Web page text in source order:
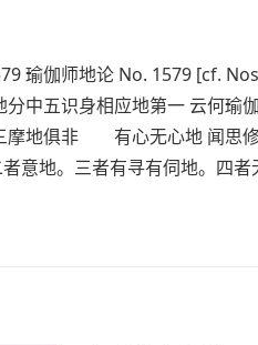
瑜伽师地论 No. 1579 [cf.
中五识身相应地第一 云何瑜
地俱非 有心无心地 闻
意地。三者有寻有伺地。四